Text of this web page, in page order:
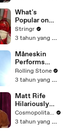
'I'm Not Going
To Vote For A
Continuing
Resolution'
What's
Popular on
Uber Eats?
Stringr
3 tahun yang lalu
Måneskin
Performs
"HONEY" at
MSG
Rolling Stone
3 tahun yang lalu
Matt Rife
Hilariously
Roasts Your
Dating
Cosmopolitan USA
3 tahun yang lalu